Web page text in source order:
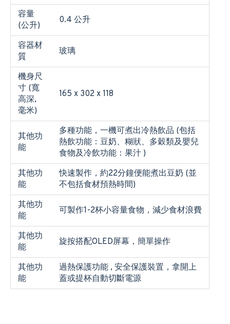
容量
(公升)
0.4 公升
容器材
質
玻璃
機身尺
寸 (寬
高深,
毫米)
165 x 302 x 118
其他功
能
多種功能，一機可煮出冷熱飲品 (包括
熱飲功能：豆奶、糊狀、多穀類及嬰兒
食物及冷飲功能：果汁 )
其他功
能
快速製作，約22分鐘便能煮出豆奶 (並
不包括食材預熱時間)
其他功
能
可製作1-2杯小容量食物，減少食材浪費
其他功
能
旋按搭配OLED屏幕，簡單操作
其他功
能
過熱保護功能 , 安全保護裝置，拿開上
蓋或提杯自動切斷電源